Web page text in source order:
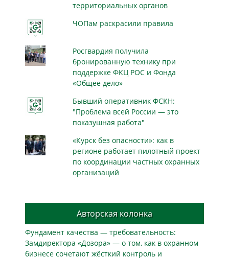
территориальных органов
ЧОПам раскрасили правила
Росгвардия получила
бронированную технику при
поддержке ФКЦ РОС и Фонда
«Общее дело»
Бывший оперативник ФСКН:
"Проблема всей России — это
показушная работа"
«Курск без опасности»: как в
регионе работает пилотный проект
по координации частных охранных
организаций
Авторская колонка
Фундамент качества — требовательность:
Замдиректора «Дозора» — о том, как в охранном
бизнесe сочетают жёсткий контроль и